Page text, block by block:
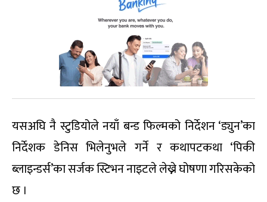
यसअघि नै स्टुडियोले नयाँ बन्ड फिल्मको निर्देशन ‘ड्युन’का
निर्देशक डेनिस भिलेनुभले गर्ने र कथापटकथा ‘पिकी
ब्लाइन्डर्स’का सर्जक स्टिभन नाइटले लेख्ने घोषणा गरिसकेको
छ ।